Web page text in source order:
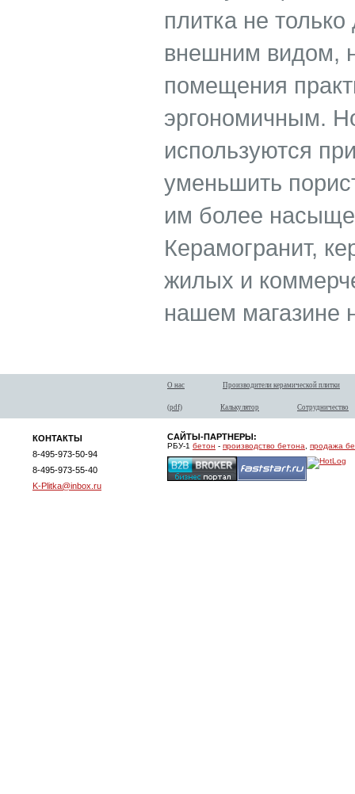
плитка не
внешним видом,
помещения
эргономичным.
используются
уменьшить
им более
Керамогранит,
жилых и
нашем магазине
О нас Производители керамической плитки
(pdf) Калькулятор Сотрудничество
КОНТАКТЫ
8-495-973-50-94
8-495-973-55-40
K-Plitka@inbox.ru
САЙТЫ-ПАРТНЕРЫ:
РБУ-1 бетон - производство бетона, продажа